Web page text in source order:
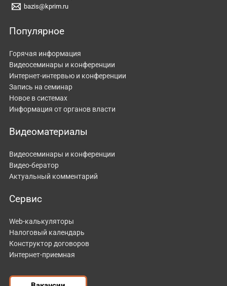
bazis@kprim.ru
Популярное
Горячая информация
Видеосеминары и конференции
Интернет-интервью и конференции
Запись на семинар
Новое в системах
Информация от органов власти
Видеоматериалы
Видеосеминары и конференции
Видео-бератор
Актуальный комментарий
Сервис
Web-калькуляторы
Налоговый календарь
Конструктор договоров
Интернет-приемная